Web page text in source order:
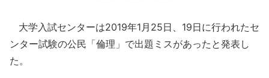
大学入試センターは2019年1月25日、19日に行われたセ
ンター試験の公民「倫理」で出題ミスがあったと発表し
た。